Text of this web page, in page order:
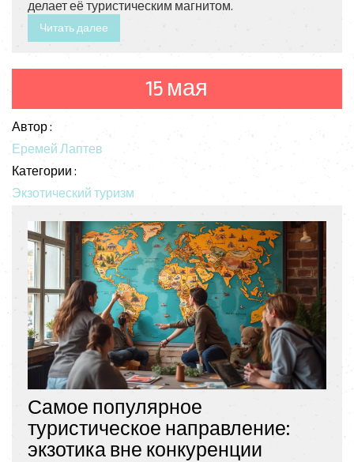
делает её туристическим магнитом.
Читать далее
15 мая
Автор :
Еремей Лаптев
Категории :
Экзотический туризм
Самое популярное
туристическое направление:
экзотика вне конкуренции